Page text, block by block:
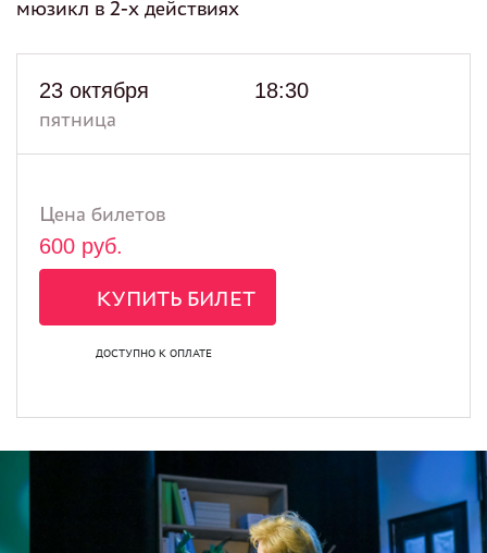
мюзикл в 2-х действиях
23 октября
пятница
18:30
Цена билетов
600 руб.
КУПИТЬ БИЛЕТ
ДОСТУПНО К ОПЛАТЕ